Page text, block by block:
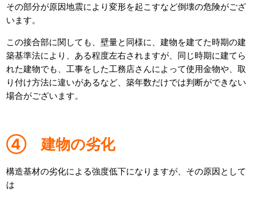
その部分が原因地震により変形を起こすなど倒壊の危険がござ
います。
この接合部に関しても、壁量と同様に、建物を建てた時期の建
築基準法により、ある程度左右されますが、同じ時期に建てら
れた建物でも、工事をした工務店さんによって使用金物や、取
り付け方法に違いがあるなど、築年数だけでは判断ができない
場合がございます。
④ 建物の劣化
構造基材の劣化による強度低下になりますが、その原因として
は